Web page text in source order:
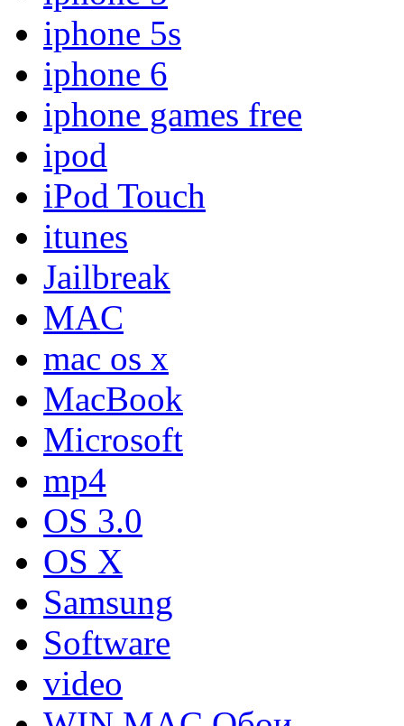
iphone 5s
iphone 6
iphone games free
ipod
iPod Touch
itunes
Jailbreak
MAC
mac os x
MacBook
Microsoft
mp4
OS 3.0
OS X
Samsung
Software
video